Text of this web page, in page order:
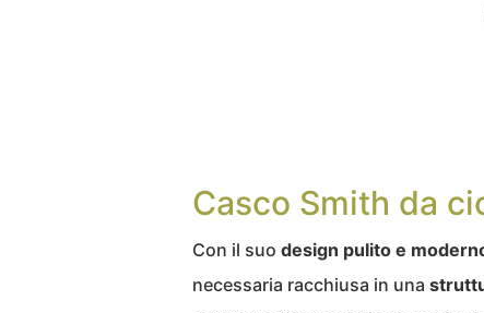
Casco Smith da
Con il suo design pulito e
necessaria racchiusa in una